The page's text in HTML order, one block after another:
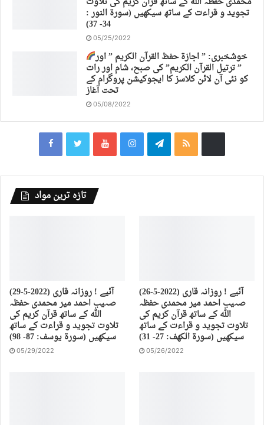
تجوید و قراءت کے ساتھ سیکھیں (سورة النور :
34- 37)
05/25/2022
خوشخبری: ” اجازة حفظ القرآن الكريم ” اور
” ترتیل القرآن الكريم” کی صبح، شام اور رات
کو نئی آن لائن کلاسز کا ایجوکیشن پروگرام کے
تحت آغاز
05/08/2022
تازہ ترین مواد
(29-5-2022) آئیے ! روزانہ قاری
صہیب احمد میر محمدی حفظہ
اللہ کے ساتھ قرآن کریم کی
تلاوت تجوید و قراءت کے ساتھ
سیکھیں (سورة يوسف: 87- 98)
05/29/2022
(26-5-2022) آئیے ! روزانہ قاری
صہیب احمد میر محمدی حفظہ
اللہ کے ساتھ قرآن کریم کی
تلاوت تجوید و قراءت کے ساتھ
سیکھیں (سورة الكهف: 27- 31)
05/26/2022